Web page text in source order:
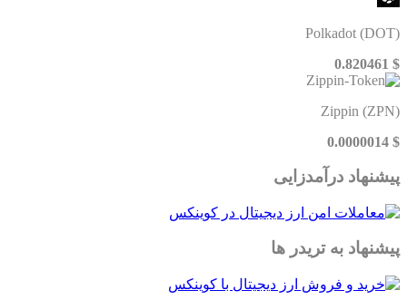
Polkadot (DOT)
$ 0.820461
Zippin (ZPN)
$ 0.0000014
پیشنهاد درآمدزایی
پیشنهاد به تریدر ها